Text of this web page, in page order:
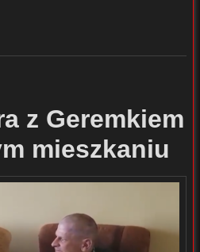
z Geremkiem
mieszkaniu